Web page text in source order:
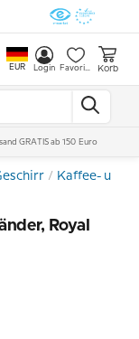
EUR Login Favoriten Korb
GRATIS ab 150 Euro
Kaffee- und
Royal